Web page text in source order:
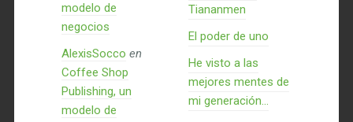
modelo de
negocios
AlexisSocco en
Coffee Shop
Publishing, un
modelo de
Tiananmen
El poder de uno
He visto a las
mejores mentes de
mi generación…